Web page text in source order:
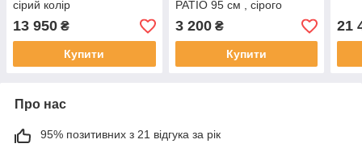
сірий колір
13 950 ₴
Купити
PATIO 95 см , сірого
кольору
3 200₴
Купити
21
Про нас
95% позитивних з 21 відгука за рік